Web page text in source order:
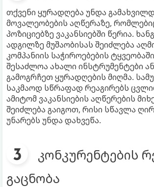
თქვენი ყურადღება უნდა
მოვალეობების აღწერაზე,
პოზიციებზე ვაკანსიებში წერია.
ადგილზე მუშაობისას შეიძლება
კომპანიის საჭიროებების
შესაძლოა ახალი ინსტრუმენტები
გამოგრჩეთ ყურადღების მიღმა.
საკმაოდ სწრაფად რეაგირებს
ამიტომ ვაკანსიების აღწერების
შეიძლება გაიგოთ, რისი სწავლა
უნარებს უნდა დახვეწა.
კონკურენტების
გაცნობა